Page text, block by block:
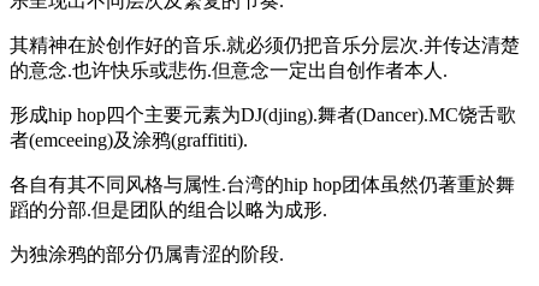
其精神在於创作好的音乐.就必须仍把音乐分层次.并传达清楚
的意念.也许快乐或悲伤.但意念一定出自创作者本人.
形成hip hop四个主要元素为DJ(djing).舞者(Dancer).MC饶舌歌
者(emceeing)及涂鸦(graffititi).
各自有其不同风格与属性.台湾的hip hop团体虽然仍著重於舞
蹈的分部.但是团队的组合以略为成形.
为独涂鸦的部分仍属青涩的阶段.